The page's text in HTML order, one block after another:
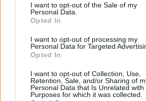
I want to opt-out of the Sale of my
Personal Data.
Opted In
I want to opt-out of processing my
Personal Data for Targeted
Opted In
I want to opt-out of Collection, Use,
Retention, Sale, and/or Sharing of
Personal Data that Is Unrelated with
Purposes for which it was collected.
Johnny_N87
15 812 visningar
Toyota Celica
Bygge 2011"